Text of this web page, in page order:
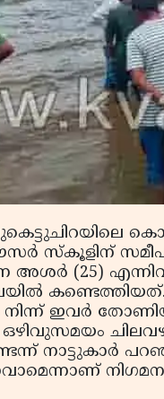
സ്‌കൂളിന്
അശര്‍ (25)
നിന്ന് ഇവര്‍
ഒഴിവുസമയം
നാട്ടുകാര്‍